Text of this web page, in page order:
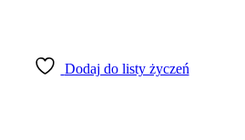
Dodaj do listy życzeń